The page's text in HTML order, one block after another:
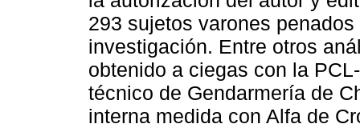
293 sujetos varones
investigación. Entre otros
obtenido a ciegas con la
técnico de Gendarmería de
interna medida con Alfa de